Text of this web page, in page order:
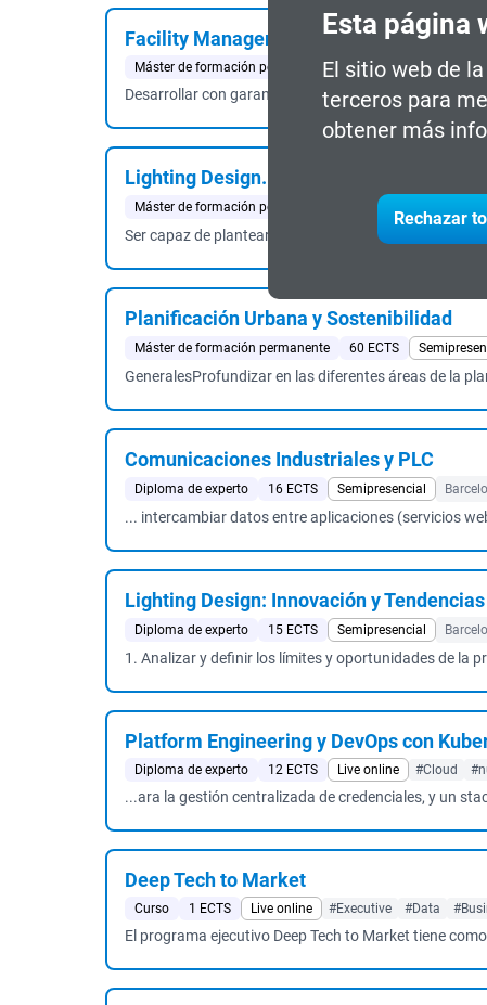
Esta página
El sitio web de
terceros para
obtener más
Rechazar
Facility Management
Máster de formación permanente 60 ECTS Live online
Desarrollar con garantías una actividad profesional
Lighting Design. Diseño de Iluminación
Máster de formación permanente 60 ECTS
Ser capaz de plantear y ejecutar un proyecto
Planificación Urbana y Sostenibilidad
Máster de formación permanente 60 ECTS
GeneralesProfundizar en las diferentes áreas de la
Comunicaciones Industriales y PLC
Diploma de experto 16 ECTS Semipresencial
... intercambiar datos entre aplicaciones (servicios
Lighting Design: Innovación y Tendencias
Diploma de experto 15 ECTS Semipresencial
1. Analizar y definir los límites y oportunidades de la
Platform Engineering y DevOps con
Diploma de experto 12 ECTS Live online #Cloud
...ara la gestión centralizada de credenciales, y un
Deep Tech to Market
Curso 1 ECTS Live online #Executive #Data
El programa ejecutivo Deep Tech to Market tiene